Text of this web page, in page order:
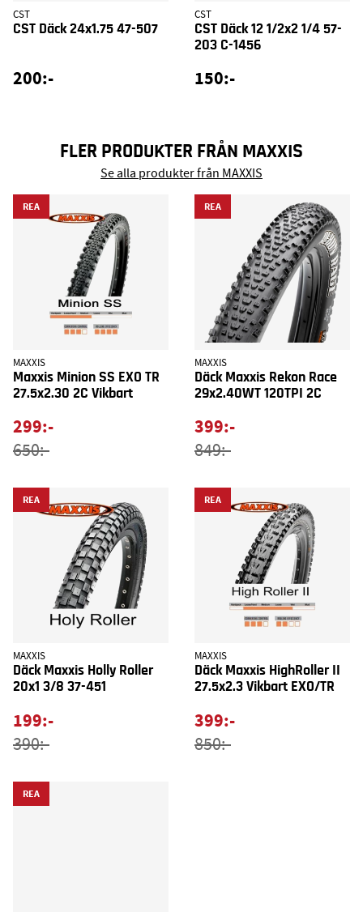
CST
CST Däck 24x1.75 47-507
200:-
CST
CST Däck 12 1/2x2 1/4 57-
203 C-1456
150:-
FLER PRODUKTER FRÅN MAXXIS
Se alla produkter från MAXXIS
REA
MAXXIS
Maxxis Minion SS EXO TR
27.5x2.30 2C Vikbart
299:-
650:-
REA
MAXXIS
Däck Maxxis Rekon Race
29x2.40WT 120TPI 2C
399:-
849:-
REA
MAXXIS
Däck Maxxis Holly Roller
20x1 3/8 37-451
199:-
390:-
REA
MAXXIS
Däck Maxxis HighRoller II
27.5x2.3 Vikbart EXO/TR
399:-
850:-
REA